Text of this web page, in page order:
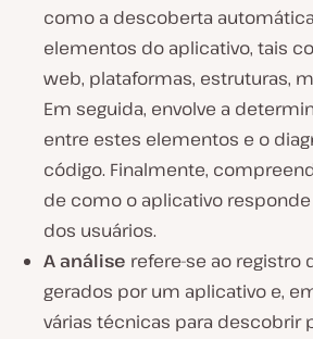
como a descoberta
elementos do aplicativo, tais
web, plataformas, estruturas,
Em seguida, envolve a
entre estes elementos e o
código. Finalmente,
de como o aplicativo
dos usuários.
A análise refere-se ao registro
gerados por um aplicativo e,
várias técnicas para descobrir